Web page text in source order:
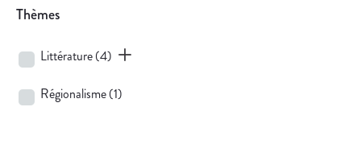
Thèmes
Littérature(4)
Régionalisme(1)